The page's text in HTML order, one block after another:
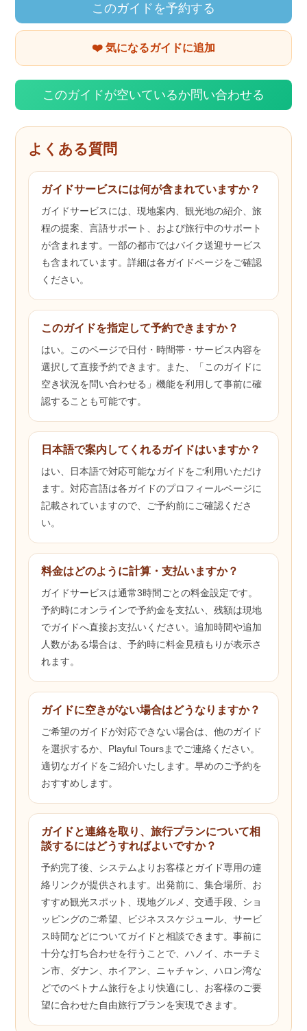
このガイドを予約する
❤️ 気になるガイドに追加
このガイドが空いているか問い合わせる
よくある質問
ガイドサービスには何が含まれていますか？
ガイドサービスには、現地案内、観光地の紹介、旅
程の提案、言語サポート、および旅行中のサポート
が含まれます。一部の都市ではバイク送迎サービス
も含まれています。詳細は各ガイドページをご確認
ください。
このガイドを指定して予約できますか？
はい。このページで日付・時間帯・サービス内容を
選択して直接予約できます。また、「このガイドに
空き状況を問い合わせる」機能を利用して事前に確
認することも可能です。
日本語で案内してくれるガイドはいますか？
はい、日本語で対応可能なガイドをご利用いただけ
ます。対応言語は各ガイドのプロフィールページに
記載されていますので、ご予約前にご確認くださ
い。
料金はどのように計算・支払いますか？
ガイドサービスは通常3時間ごとの料金設定です。
予約時にオンラインで予約金を支払い、残額は現地
でガイドへ直接お支払いください。追加時間や追加
人数がある場合は、予約時に料金見積もりが表示さ
れます。
ガイドに空きがない場合はどうなりますか？
ご希望のガイドが対応できない場合は、他のガイド
を選択するか、Playful Toursまでご連絡ください。
適切なガイドをご紹介いたします。早めのご予約を
おすすめします。
ガイドと連絡を取り、旅行プランについて相
談するにはどうすればよいですか？
予約完了後、システムよりお客様とガイド専用の連
絡リンクが提供されます。出発前に、集合場所、お
すすめ観光スポット、現地グルメ、交通手段、ショ
ッピングのご希望、ビジネススケジュール、サービ
ス時間などについてガイドと相談できます。事前に
十分な打ち合わせを行うことで、ハノイ、ホーチミ
ン市、ダナン、ホイアン、ニャチャン、ハロン湾な
どでのベトナム旅行をより快適にし、お客様のご要
望に合わせた自由旅行プランを実現できます。